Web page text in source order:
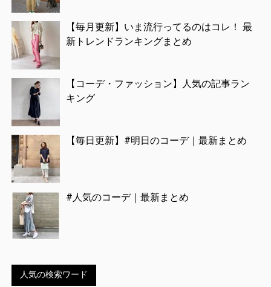
【毎月更新】いま流行ってるのはコレ！ 最
新トレンドランキングまとめ
【コーデ・ファッション】人気の記事ラン
キング
【毎日更新】#明日のコーデ｜最新まとめ
#人気のコーデ｜最新まとめ
人気の検索ワード